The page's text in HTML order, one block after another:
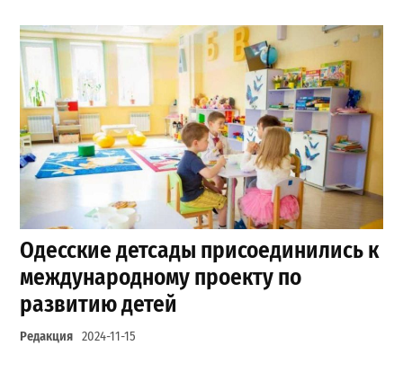
Одесские детсады присоединились к
международному проекту по
развитию детей
Редакция 2024-11-15